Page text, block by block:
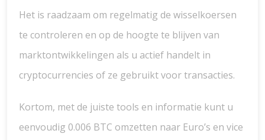
Het is raadzaam om regelmatig de wisselkoersen
te controleren en op de hoogte te blijven van
marktontwikkelingen als u actief handelt in
cryptocurrencies of ze gebruikt voor transacties.
Kortom, met de juiste tools en informatie kunt u
eenvoudig 0.006 BTC omzetten naar Euro’s en vice